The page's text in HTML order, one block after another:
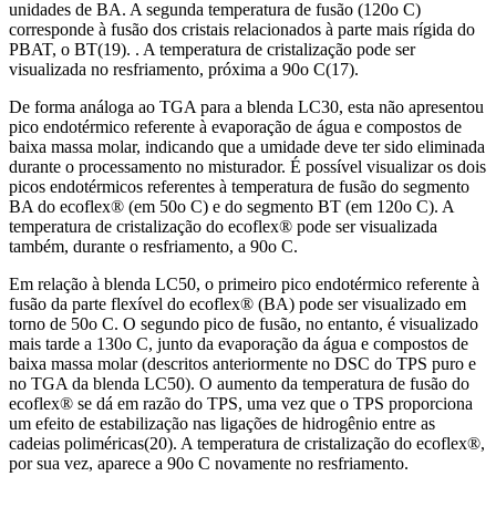
unidades de BA. A segunda temperatura de fusão (120o C)
corresponde à fusão dos cristais relacionados à parte mais rígida do
PBAT, o BT(19). . A temperatura de cristalização pode ser
visualizada no resfriamento, próxima a 90o C(17).
De forma análoga ao TGA para a blenda LC30, esta não apresentou
pico endotérmico referente à evaporação de água e compostos de
baixa massa molar, indicando que a umidade deve ter sido eliminada
durante o processamento no misturador. É possível visualizar os dois
picos endotérmicos referentes à temperatura de fusão do segmento
BA do ecoflex® (em 50o C) e do segmento BT (em 120o C). A
temperatura de cristalização do ecoflex® pode ser visualizada
também, durante o resfriamento, a 90o C.
Em relação à blenda LC50, o primeiro pico endotérmico referente à
fusão da parte flexível do ecoflex® (BA) pode ser visualizado em
torno de 50o C. O segundo pico de fusão, no entanto, é visualizado
mais tarde a 130o C, junto da evaporação da água e compostos de
baixa massa molar (descritos anteriormente no DSC do TPS puro e
no TGA da blenda LC50). O aumento da temperatura de fusão do
ecoflex® se dá em razão do TPS, uma vez que o TPS proporciona
um efeito de estabilização nas ligações de hidrogênio entre as
cadeias poliméricas(20). A temperatura de cristalização do ecoflex®,
por sua vez, aparece a 90o C novamente no resfriamento.